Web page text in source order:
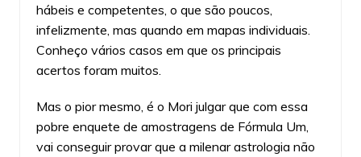
hábeis e competentes, o que são poucos,
infelizmente, mas quando em mapas individuais.
Conheço vários casos em que os principais
acertos foram muitos.
Mas o pior mesmo, é o Mori julgar que com essa
pobre enquete de amostragens de Fórmula Um,
vai conseguir provar que a milenar astrologia não